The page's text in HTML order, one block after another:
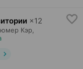
×12
Кэр